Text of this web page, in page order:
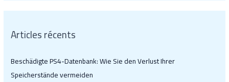
Articles récents
Beschädigte PS4-Datenbank: Wie Sie den Verlust Ihrer
Speicherstände vermeiden